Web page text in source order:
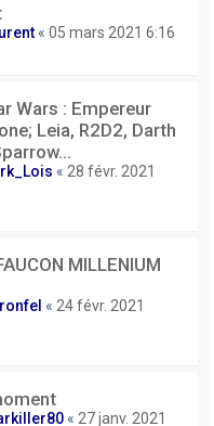
« 05 mars 2021 6:16
Wars : Empereur
Leia, R2D2, Darth
« 28 févr. 2021
MILLENIUM
« 24 févr. 2021
« 27 janv. 2021